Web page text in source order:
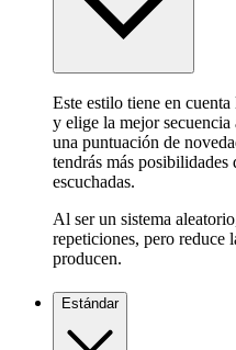
Este estilo tiene en
y elige la mejor
una puntuación de
tendrás más posibilidades
escuchadas.
Al ser un sistema
repeticiones, pero reduce
producen.
Estándar